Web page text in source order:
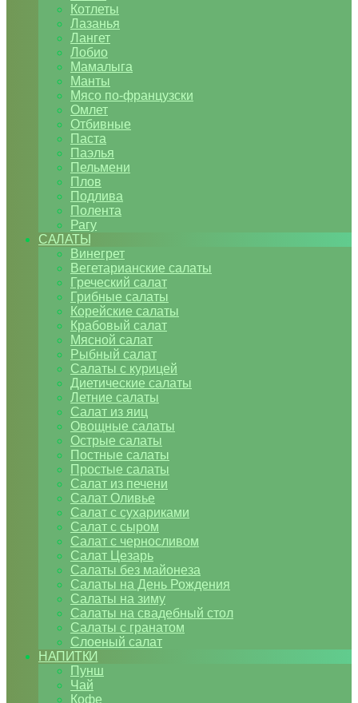
Котлеты
Лазанья
Лангет
Лобио
Мамалыга
Манты
Мясо по-французски
Омлет
Отбивные
Паста
Паэлья
Пельмени
Плов
Подлива
Полента
Рагу
САЛАТЫ
Винегрет
Вегетарианские салаты
Греческий салат
Грибные салаты
Корейские салаты
Крабовый салат
Мясной салат
Рыбный салат
Салаты с курицей
Диетические салаты
Летние салаты
Салат из яиц
Овощные салаты
Острые салаты
Постные салаты
Простые салаты
Салат из печени
Салат Оливье
Салат с сухариками
Салат с сыром
Салат с черносливом
Салат Цезарь
Салаты без майонеза
Салаты на День Рождения
Салаты на зиму
Салаты на свадебный стол
Салаты с гранатом
Слоеный салат
НАПИТКИ
Пунш
Чай
Кофе